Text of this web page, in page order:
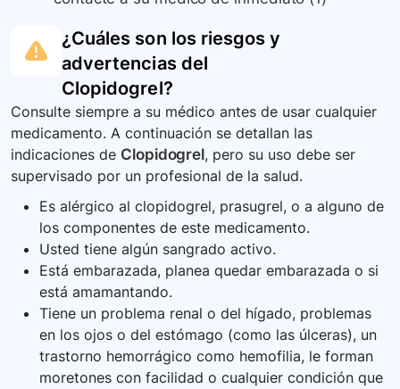
¿Cuáles son los riesgos y
advertencias del
Clopidogrel?
Consulte siempre a su médico antes de usar cualquier
medicamento. A continuación se detallan las
indicaciones de Clopidogrel, pero su uso debe ser
supervisado por un profesional de la salud.
Es alérgico al clopidogrel, prasugrel, o a alguno de
los componentes de este medicamento.
Usted tiene algún sangrado activo.
Está embarazada, planea quedar embarazada o si
está amamantando.
Tiene un problema renal o del hígado, problemas
en los ojos o del estómago (como las úlceras), un
trastorno hemorrágico como hemofilia, le forman
moretones con facilidad o cualquier condición que